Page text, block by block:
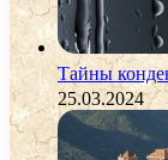
Тайны
25.03.2024